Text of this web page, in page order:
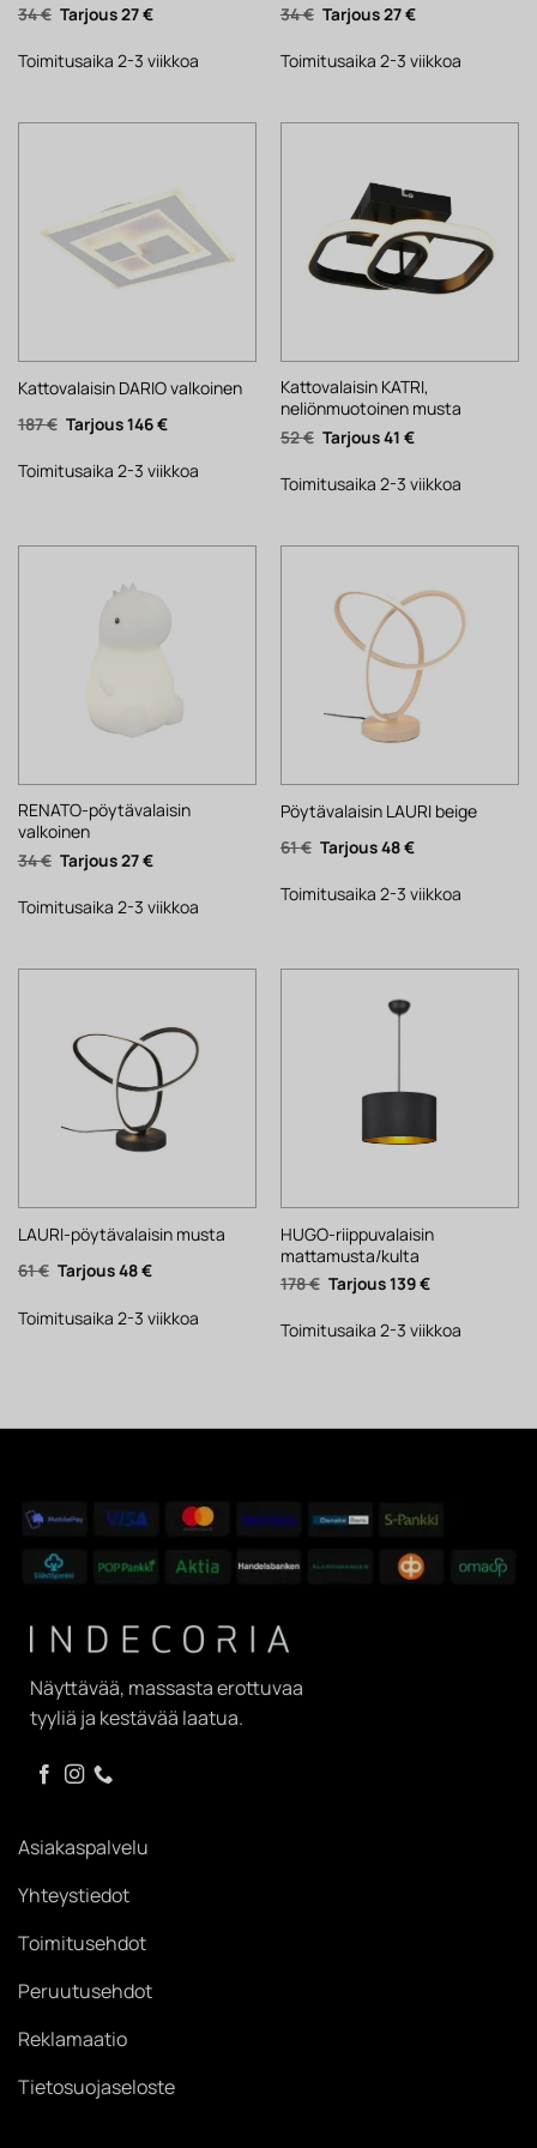
34€ Alkuperäinen
hinta
34 €.
27€Nykyinen
27 €.
Toimitusaika 2-3 viikkoa
34€ Alkuperäinen
hinta
34 €.
27€Nykyinen
27 €.
Toimitusaika 2-3 viikkoa
Kattovalaisin DARIO valkoinen
187€ Alkuperäinen
hinta
187 €.
146€Nykyinen
146 €.
Toimitusaika 2-3 viikkoa
Kattovalaisin KATRI,
neliönmuotoinen musta
52€ Alkuperäinen
hinta
52 €.
41 €Nykyinen
41 €.
Toimitusaika 2-3 viikkoa
RENATO-pöytävalaisin
valkoinen
34€ Alkuperäinen
hinta
34 €.
27€Nykyinen
27 €.
Toimitusaika 2-3 viikkoa
Pöytävalaisin LAURI beige
61€ Alkuperäinen
hinta
61 €.
48€Nykyinen
48 €.
Toimitusaika 2-3 viikkoa
LAURI-pöytävalaisin musta
61€ Alkuperäinen
hinta
61 €.
48€Nykyinen
48 €.
Toimitusaika 2-3 viikkoa
HUGO-riippuvalaisin
mattamusta/kulta
178€ Alkuperäinen
hinta
178 €.
139€Nykyinen
139 €.
Toimitusaika 2-3 viikkoa
Näyttävää, massasta erottuvaa
tyyliä ja kestävää laatua.
Asiakaspalvelu
Yhteystiedot
Toimitusehdot
Peruutusehdot
Reklamaatio
Tietosuojaseloste